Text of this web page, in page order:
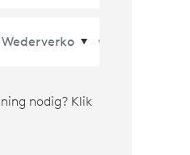
nodig? Klik